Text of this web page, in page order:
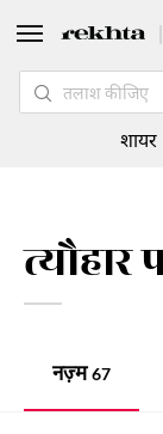
त्यौहार
नज़्म 67
शायर